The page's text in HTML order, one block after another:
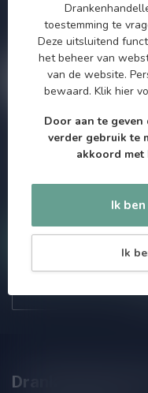
Meer informatie
Als je vragen hebt over
bedrijfsgegevens,
verschillende manieren
aanbiedingen. Die wil je
maximaal één keer per
onnodige spam!
Drankenhandel
toestemming te
Deze uitsluitend
het beheer van
van de website.
bewaard. Klik hier
Door aan te
verder gebruik te
akkoord met
Ik
Ik